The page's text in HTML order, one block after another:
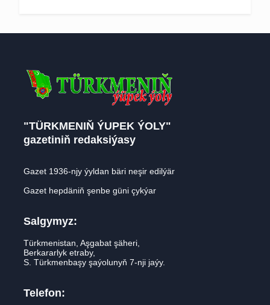
"TÜRKMENIŇ ÝUPEK ÝOLY"
gazetiniň redaksiýasy
Gazet 1936-njy ýyldan bäri neşir edilýär
Gazet hepdäniň şenbe güni çykýar
Salgymyz:
Türkmenistan, Aşgabat şäheri,
Berkararlyk etraby,
S. Türkmenbaşy şaýolunyň 7-nji jaýy.
Telefon: